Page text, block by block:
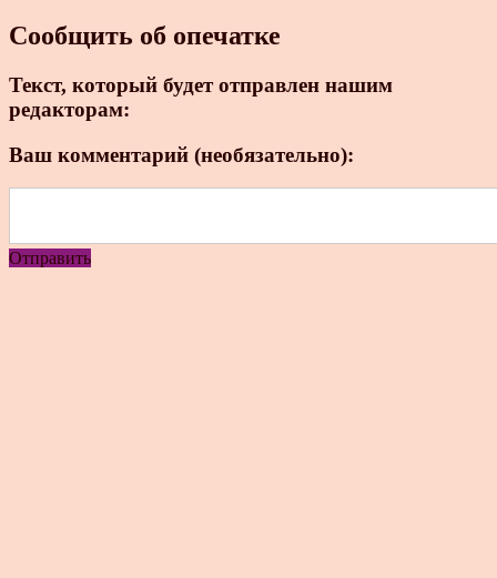
Сообщить об опечатке
Текст, который будет отправлен нашим
редакторам:
Ваш комментарий (необязательно):
Отправить